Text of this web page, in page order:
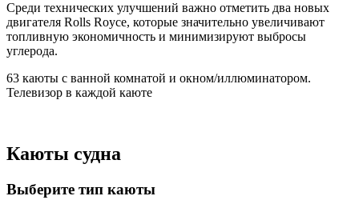
Среди технических улучшений важно отметить два новых
двигателя Rolls Royce, которые значительно увеличивают
топливную экономичность и минимизируют выбросы
углерода.
63 каюты с ванной комнатой и окном/иллюминатором.
Телевизор в каждой каюте
Каюты судна
Выберите тип каюты